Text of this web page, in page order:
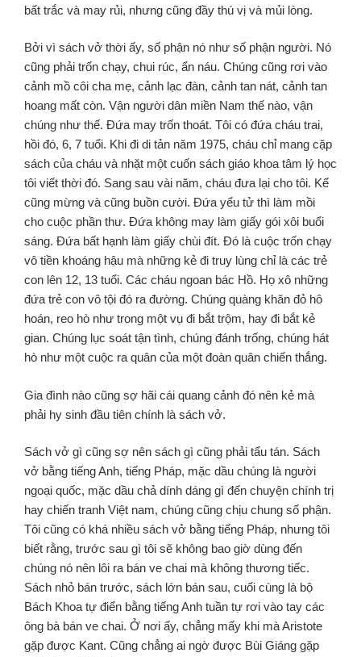
bất trắc và may rủi, nhưng cũng đầy thú vị và mủi lòng.
Bởi vì sách vở thời ấy, số phận nó như số phận người. Nó
cũng phải trốn chạy, chui rúc, ẩn náu. Chúng cũng rơi vào
cảnh mồ côi cha mẹ, cảnh lạc đàn, cảnh tan nát, cảnh tan
hoang mất còn. Vận người dân miền Nam thế nào, vận
chúng như thế. Đứa may trốn thoát. Tôi có đứa cháu trai,
hồi đó, 6, 7 tuổi. Khi đi di tản năm 1975, cháu chỉ mang cặp
sách của cháu và nhặt một cuốn sách giáo khoa tâm lý học
tôi viết thời đó. Sang sau vài năm, cháu đưa lại cho tôi. Kể
cũng mừng và cũng buồn cười. Đứa yểu tử thì làm mồi
cho cuộc phần thư. Đứa không may làm giấy gói xôi buổi
sáng. Đứa bất hạnh làm giấy chùi đít. Đó là cuộc trốn chạy
vô tiền khoáng hậu mà những kẻ đi truy lùng chỉ là các trẻ
con lên 12, 13 tuổi. Các cháu ngoan bác Hồ. Họ xô những
đứa trẻ con vô tội đó ra đường. Chúng quàng khăn đỏ hô
hoán, reo hò như trong một vụ đi bắt trộm, hay đi bắt kẻ
gian. Chúng lục soát tận tình, chúng đánh trống, chúng hát
hò như một cuộc ra quân của một đoàn quân chiến thắng.
Gia đình nào cũng sợ hãi cái quang cảnh đó nên kẻ mà
phải hy sinh đầu tiên chính là sách vở.
Sách vở gì cũng sợ nên sách gì cũng phải tẩu tán. Sách
vở bằng tiếng Anh, tiếng Pháp, mặc dầu chúng là người
ngoại quốc, mặc dầu chả dính dáng gì đến chuyện chính trị
hay chiến tranh Việt nam, chúng cũng chịu chung số phận.
Tôi cũng có khá nhiều sách vở bằng tiếng Pháp, nhưng tôi
biết rằng, trước sau gì tôi sẽ không bao giờ dùng đến
chúng nó nên lôi ra bán ve chai mà không thương tiếc.
Sách nhỏ bán trước, sách lớn bán sau, cuối cùng là bộ
Bách Khoa tự điển bằng tiếng Anh tuần tự rơi vào tay các
ông bà bán ve chai. Ở nơi ấy, chẳng mấy khi mà Aristote
gặp được Kant. Cũng chẳng ai ngờ được Bùi Giáng gặp